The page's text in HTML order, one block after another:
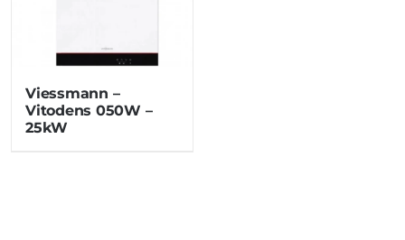
Viessmann –
Vitodens 050W –
25kW